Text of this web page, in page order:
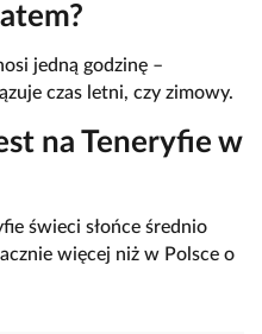
jedną godzinę –
czas letni, czy zimowy.
na Teneryfie w
świeci słońce średnio
więcej niż w Polsce o